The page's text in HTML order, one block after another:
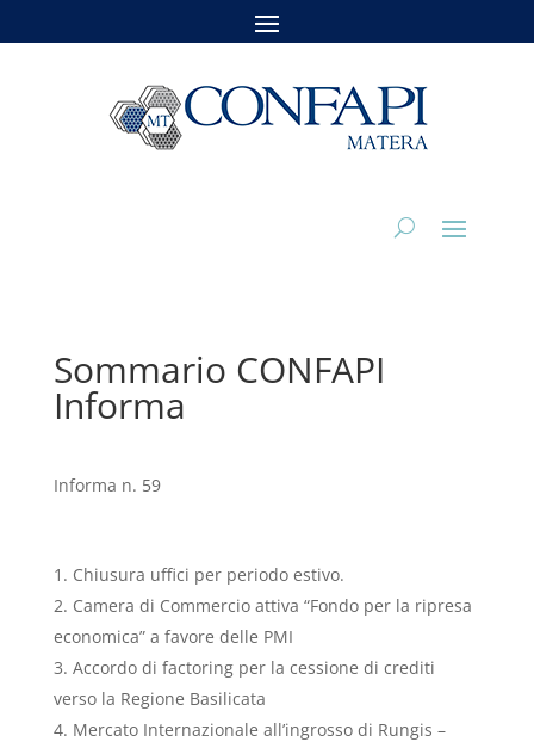
Sommario CONFAPI
Informa
Informa n. 59
Chiusura uffici per periodo estivo.
Camera di Commercio attiva “Fondo per la ripresa
economica” a favore delle PMI
Accordo di factoring per la cessione di crediti
verso la Regione Basilicata
Mercato Internazionale all’ingrosso di Rungis –